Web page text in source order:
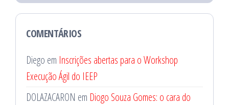
COMENTÁRIOS
Diego em Inscrições abertas para o Workshop
Execução Ágil do IEEP
DOLAZACARON em Diogo Souza Gomes: o cara do